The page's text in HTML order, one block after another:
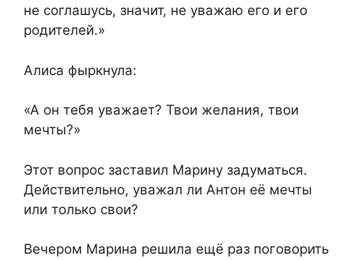
не соглашусь, значит, не уважаю его и его
родителей.»
Алиса фыркнула:
«А он тебя уважает? Твои желания, твои
мечты?»
Этот вопрос заставил Марину задуматься.
Действительно, уважал ли Антон её мечты
или только свои?
Вечером Марина решила ещё раз поговорить